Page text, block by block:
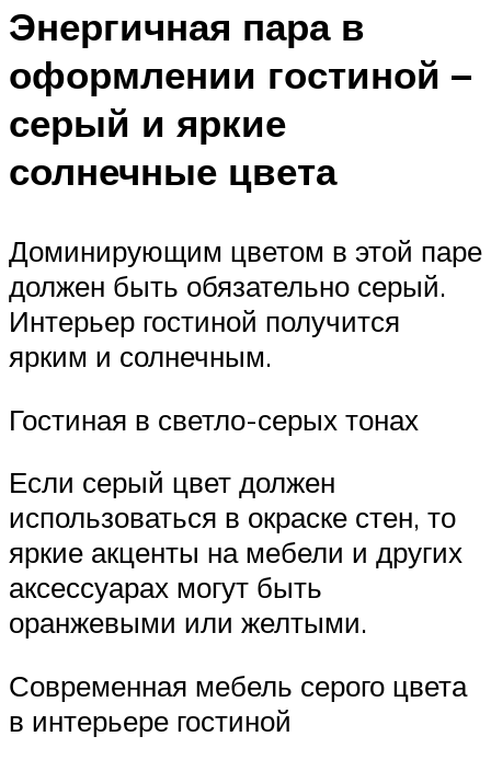
Энергичная пара в
оформлении гостиной –
серый и яркие
солнечные цвета
Доминирующим цветом в этой паре
должен быть обязательно серый.
Интерьер гостиной получится
ярким и солнечным.
Гостиная в светло-серых тонах
Если серый цвет должен
использоваться в окраске стен, то
яркие акценты на мебели и других
аксессуарах могут быть
оранжевыми или желтыми.
Современная мебель серого цвета
в интерьере гостиной